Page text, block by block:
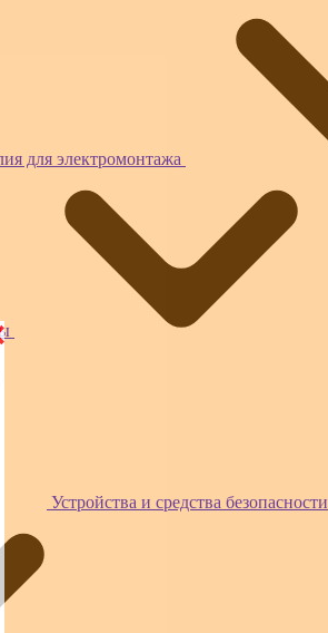
для электромонтажа
Устройства и средства безопасности